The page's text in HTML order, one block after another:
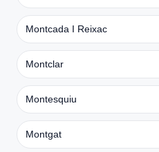
Montcada I Reixac
Montclar
Montesquiu
Montgat